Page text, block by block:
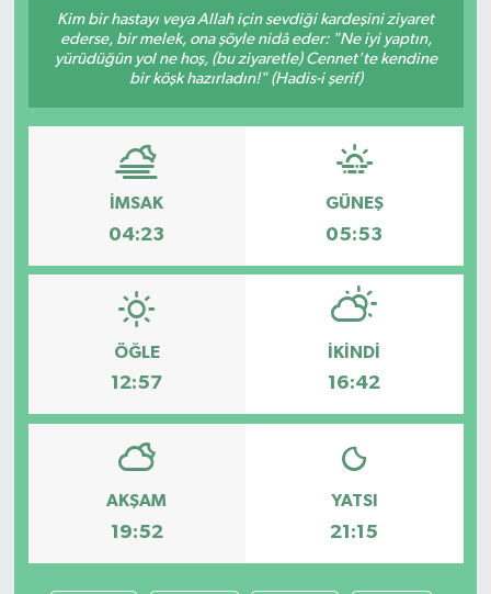
Kim bir hastayı veya Allah için sevdiği kardeşini ziyaret
ederse, bir melek, ona şöyle nidâ eder: "Ne iyi yaptın,
yürüdüğün yol ne hoş, (bu ziyaretle) Cennet'te kendine
bir köşk hazırladın!" (Hadis-i şerif)
İMSAK
04:23
GÜNEŞ
05:53
ÖĞLE
12:57
İKINDI
16:42
AKŞAM
19:52
YATSI
21:15